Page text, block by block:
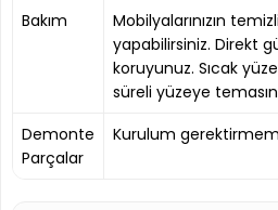
Bakım
Mobilyalarınızın
yapabilirsiniz. Direkt
koruyunuz. Sıcak
süreli yüzeye
Demonte
Parçalar
Kurulum